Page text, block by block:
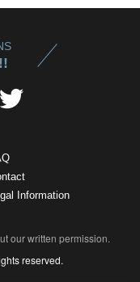
Information
our written permission.
reserved.